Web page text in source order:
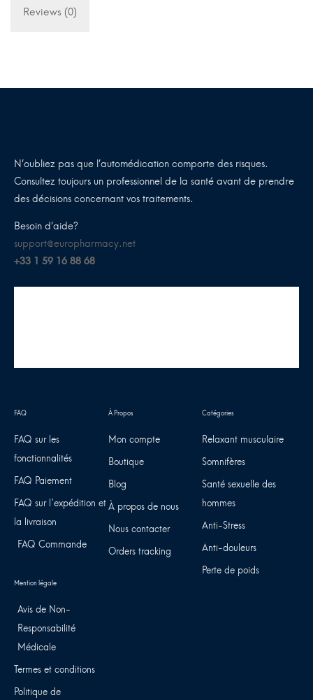
Reviews (0)
N’oubliez pas que l’automédication comporte des risques.
Consultez toujours un professionnel de la santé avant de prendre
des décisions concernant vos traitements.
Besoin d’aide?
support@europharmacy.net
+33 1 59 16 88 68
FAQ sur les
fonctionnalités
FAQ Paiement
FAQ sur l'expédition et
la livraison
FAQ Commande
Mon compte
Boutique
Blog
À propos de nous
Nous contacter
Orders tracking
Relaxant musculaire
Somnifères
Santé sexuelle des
hommes
Anti-Stress
Anti-douleurs
Perte de poids
Avis de Non-
Responsabilité
Médicale
Termes et conditions
Politique de